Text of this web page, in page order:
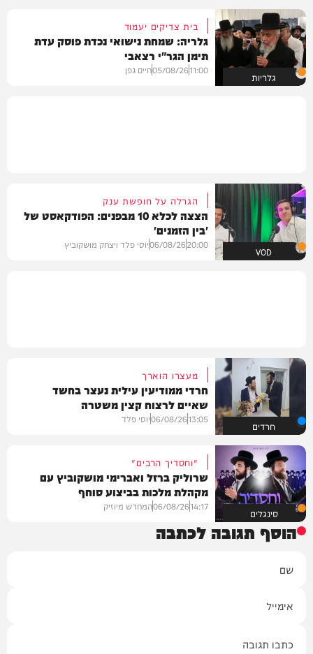
גלריות
בית צדיקים יעמוד
גלריה: שמחת נישואי נכדת פוסק עדת
תימן הגר"י רצאבי
11:00
05/08/26חיים גפן
VOD
הגרלה על חופשת ענק
הצצה לכלא 10 מבפנים: הפודקאסט של
'בין הזמנים'
20:00
06/08/26יוסי פלד ויצחק מושקוביץ
חרדים
מעצרו הוארך
חרדי ממודיעין עילית נעצר בחשד
שאיים לרצוח קצין משטרה
13:05
06/08/26יוסי פלד
סינגלים
"וחסדיך הרבים"
שרוליק ברזל ואברימי מושקוביץ עם
מקהלת מלכות בביצוע סוחף
14:17
06/08/26המחדש מיוזיק
הוסף תגובה לכתבה